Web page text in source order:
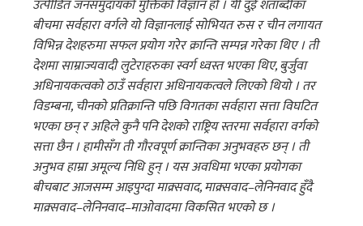
उत्पीडित जनसमुदायको मुक्तिको विज्ञान हो । यी दुई शताब्दीका
बीचमा सर्वहारा वर्गले यो विज्ञानलाई सोभियत रुस र चीन लगायत
विभिन्न देशहरुमा सफल प्रयोग गरेर क्रान्ति सम्पन्न गरेका थिए । ती
देशमा साम्राज्यवादी लुटेराहरुका स्वर्ग ध्वस्त भएका थिए, बुर्जुवा
अधिनायकत्वको ठाउँ सर्वहारा अधिनायकत्वले लिएको थियो । तर
विडम्बना, चीनको प्रतिक्रान्ति पछि विगतका सर्वहारा सत्ता विघटित
भएका छन् र अहिले कुनै पनि देशको राष्ट्रिय स्तरमा सर्वहारा वर्गको
सत्ता छैन । हामीसँग ती गौरवपूर्ण क्रान्तिका अनुभवहरु छन् । ती
अनुभव हाम्रा अमूल्य निधि हुन् । यस अवधिमा भएका प्रयोगका
बीचबाट आजसम्म आइपुग्दा माक्र्सवाद, माक्र्सवाद–लेनिनवाद हुँदै
माक्र्सवाद–लेनिनवाद–माओवादमा विकसित भएको छ ।